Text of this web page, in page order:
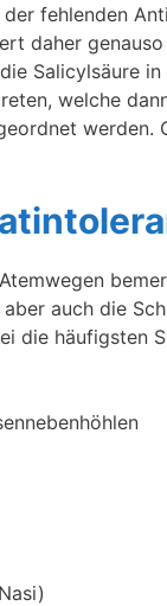
fehlenden
daher
Salicylsäure
welche
werden.
auch die
die häufigsten